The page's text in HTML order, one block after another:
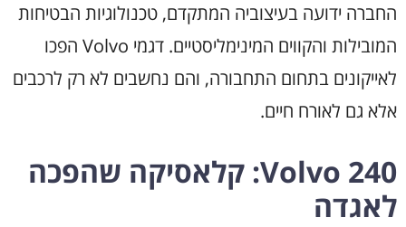
החברה ידועה בעיצוביה המתקדם, טכנולוגיות הבטיחות
המובילות והקווים המינימליסטיים. דגמי Volvo הפכו
לאייקונים בתחום התחבורה, והם נחשבים לא רק לרכבים
אלא גם לאורח חיים.
Volvo 240: קלאסיקה שהפכה
לאגדה